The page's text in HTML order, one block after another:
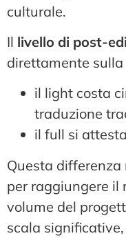
culturale.
Il livello di post-
direttamente
il light costa
traduzione
il full si
Questa differenza
per raggiungere il
volume del
scala